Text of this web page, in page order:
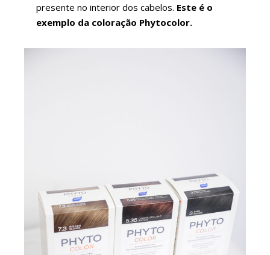
presente no interior dos cabelos. Este é o
exemplo da coloração Phytocolor.